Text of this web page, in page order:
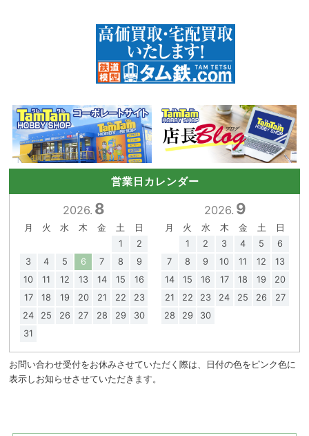
営業日カレンダー
2026. 8
月 火 水 木 金 土
日
1
2
3
4 5 6 7 8
9
10
11 12 13 14 15
16
17
18 19 20 21 22
23
24
25 26 27 28 29
30
31
2026. 9
月 火 水 木 金 土
日
1
2 3 4 5
6
7
8 9 10 11 12
13
14
15 16 17 18 19
20
21
22 23 24 25 26
27
28
29 30
お問い合わせ受付をお休みさせていただく際は、日付の色をピンク色に
表示しお知らせさせていただきます。